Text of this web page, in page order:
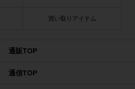
買い取りアイテム
通販TOP
通信TOP